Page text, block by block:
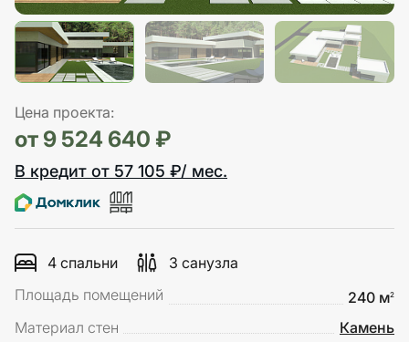
Цена проекта:
от 9 524 640 ₽
В кредит от 57 105 ₽/ мес.
4 спальни
3 санузла
Площадь помещений
240 м2
Материал стен
Камень